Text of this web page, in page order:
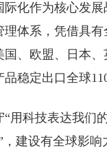
化作为核心发
体系，凭借具
、欧盟、日本
稳定出口全球
用科技表达我们
建设有全球影